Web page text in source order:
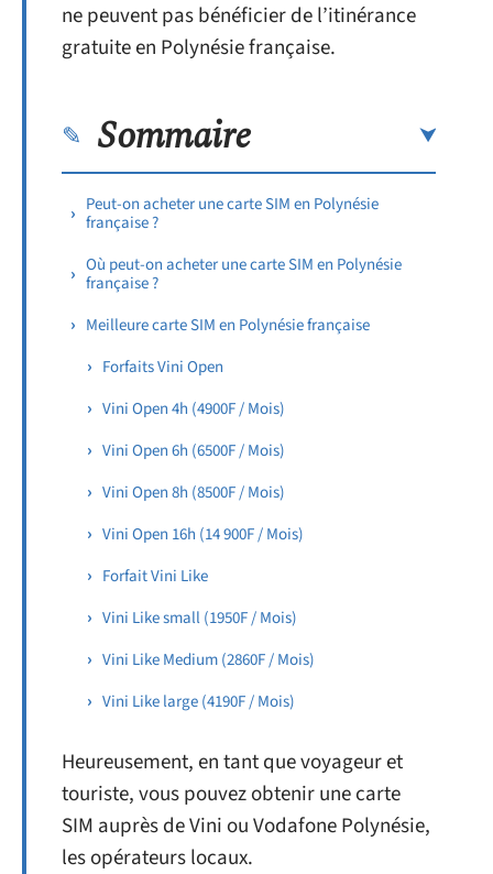
ne peuvent pas bénéficier de l’itinérance
gratuite en Polynésie française.
Sommaire
Peut-on acheter une carte SIM en Polynésie
française ?
Où peut-on acheter une carte SIM en Polynésie
française ?
Meilleure carte SIM en Polynésie française
Forfaits Vini Open
Vini Open 4h (4900F / Mois)
Vini Open 6h (6500F / Mois)
Vini Open 8h (8500F / Mois)
Vini Open 16h (14 900F / Mois)
Forfait Vini Like
Vini Like small (1950F / Mois)
Vini Like Medium (2860F / Mois)
Vini Like large (4190F / Mois)
Heureusement, en tant que voyageur et
touriste, vous pouvez obtenir une carte
SIM auprès de Vini ou Vodafone Polynésie,
les opérateurs locaux.